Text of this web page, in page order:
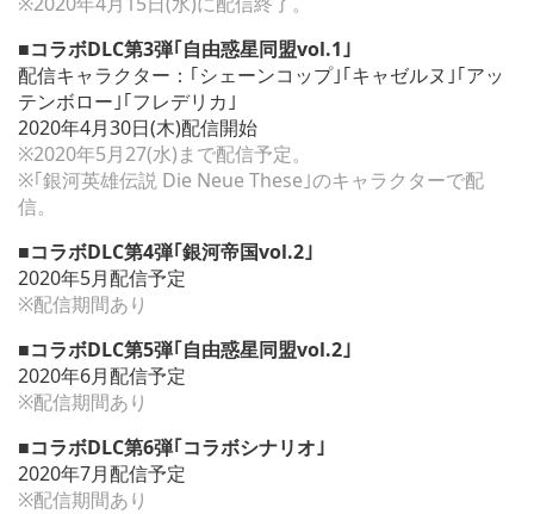
■コラボDLC第3弾｢自由惑星同盟vol.1｣
配信キャラクター：｢シェーンコップ｣｢キャゼルヌ｣｢アッ
テンボロー｣｢フレデリカ｣
2020年4月30日(木)配信開始
※2020年5月27(水)まで配信予定。
※｢銀河英雄伝説 Die Neue These｣のキャラクターで配
信。
■コラボDLC第4弾｢銀河帝国vol.2｣
2020年5月配信予定
※配信期間あり
■コラボDLC第5弾｢自由惑星同盟vol.2｣
2020年6月配信予定
※配信期間あり
■コラボDLC第6弾｢コラボシナリオ｣
2020年7月配信予定
※配信期間あり